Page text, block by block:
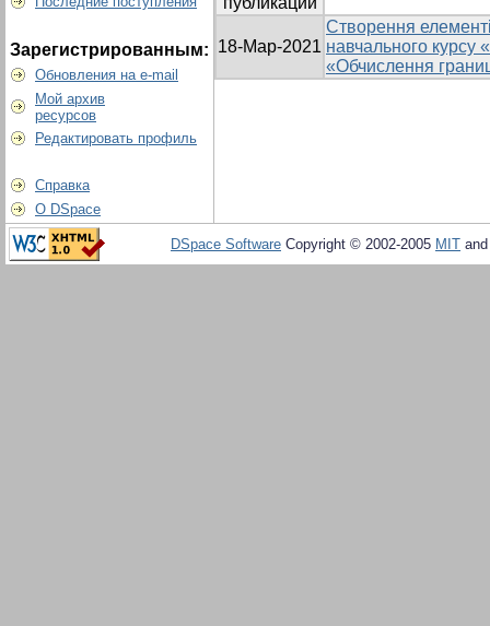
Зарегистрированным:
Обновления на e-mail
Мой архив
ресурсов
Редактировать профиль
Справка
О DSpace
18-Мар-2021
Створення
навчального курсу
«Обчислення
DSpace Software Copyright © 2002-2005 MIT